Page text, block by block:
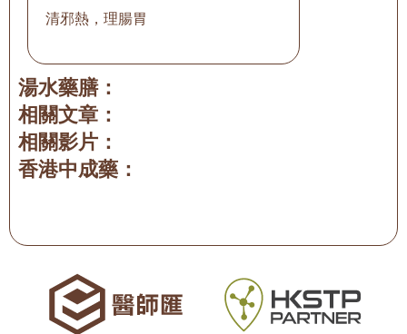
清邪熱，理腸胃
湯水藥膳：
相關文章：
相關影片：
香港中成藥：